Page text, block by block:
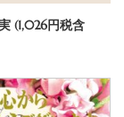
(1,026円税含